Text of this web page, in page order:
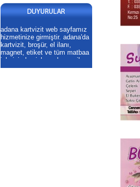
adana kartvizit web sayfamız
hizmetinize girmiştir. adana'da
kartvizit, broşür, el ilanı,
magnet, etiket ve tüm matbaa
işlerinizde sizlere ekonomik ve